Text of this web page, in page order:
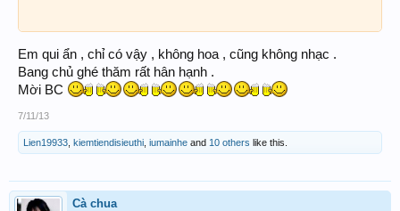
Em qui ẩn , chỉ có vậy , không hoa , cũng không nhạc .
Bang chủ ghé thăm rất hân hạnh .
Mời BC
7/11/13
Lien19933 kiemtiendisieuthi iumainhe and 10 others like this.
Cà chua